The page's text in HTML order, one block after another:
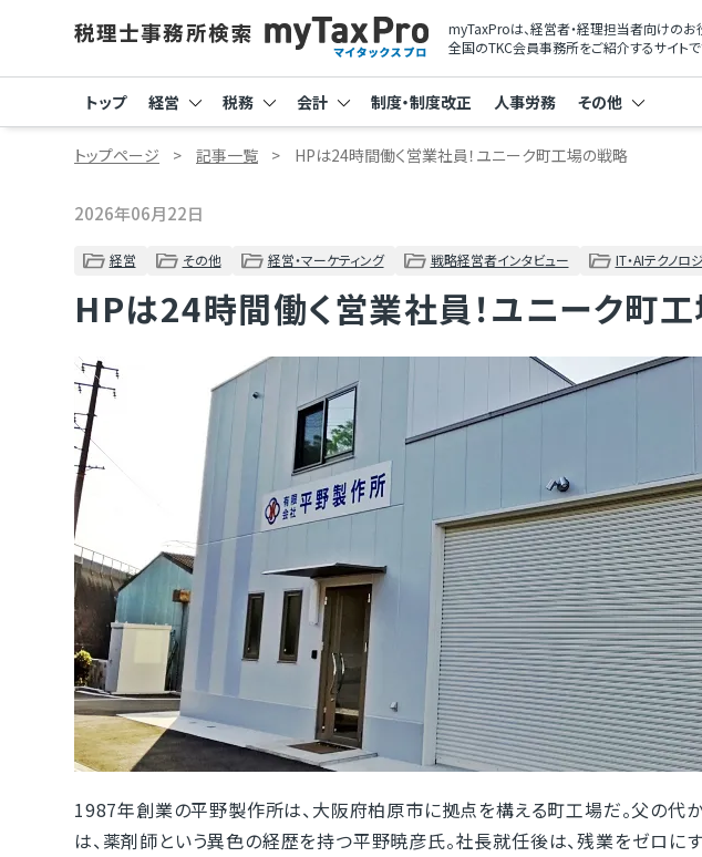
myTaxProは、経営者・経理担当者向けのお
全国のTKC会員事務所をご紹介するサイトで
トップ 経営 税務 会計 制度・制度改正 人事労務 その他
トップページ 記事一覧 HPは24時間働く営業社員！ユニーク町工場の戦略
2026年06月22日
経営 その他 経営・マーケティング 戦略経営者インタビュー IT・AIテクノロ
HPは24時間働く営業社員！ユニーク町
1987年創業の平野製作所は、大阪府柏原市に拠点を構える町工場だ。父の代
は、薬剤師という異色の経歴を持つ平野暁彦氏。社長就任後は、残業をゼロに